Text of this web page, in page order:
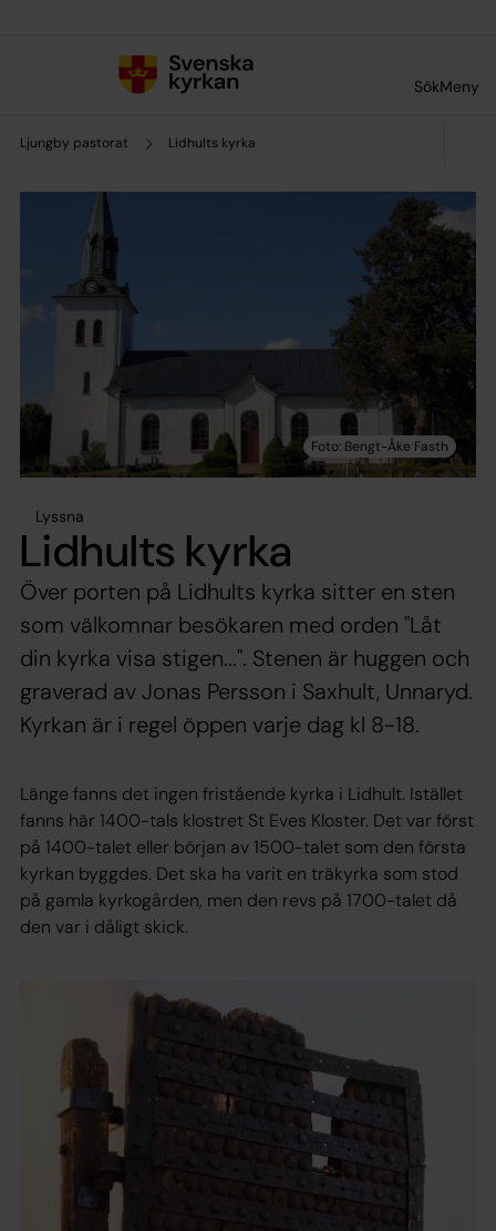
SökMeny
Ljungby pastorat Lidhults kyrka
Lyssna
Lidhults kyrka
Över porten på Lidhults kyrka sitter en sten
som välkomnar besökaren med orden "Låt
din kyrka visa stigen...". Stenen är huggen och
graverad av Jonas Persson i Saxhult, Unnaryd.
Kyrkan är i regel öppen varje dag kl 8-18.
Länge fanns det ingen fristående kyrka i Lidhult. Istället
fanns här 1400-tals klostret St Eves Kloster. Det var först
på 1400-talet eller början av 1500-talet som den första
kyrkan byggdes. Det ska ha varit en träkyrka som stod
på gamla kyrkogården, men den revs på 1700-talet då
den var i dåligt skick.